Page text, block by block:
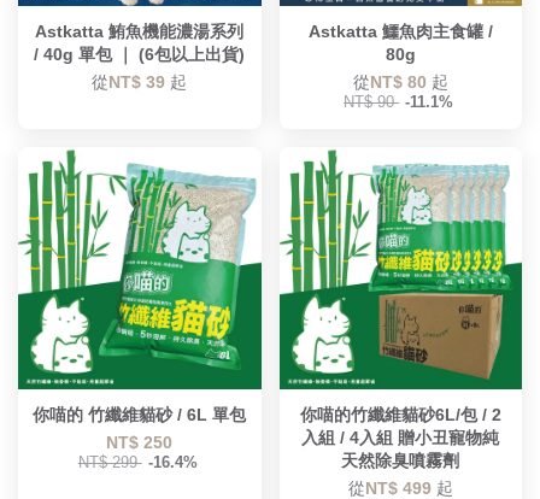
Astkatta 鮪魚機能濃湯系列
/ 40g 單包 ｜ (6包以上出貨)
從NT$ 39 起
Astkatta 鱷魚肉主食罐 /
80g
從NT$ 80 起
NT$ 90 -11.1%
你喵的 竹纖維貓砂 / 6L 單包
NT$ 250
NT$ 299 -16.4%
你喵的竹纖維貓砂6L/包 / 2
入組 / 4入組 贈小丑寵物純
天然除臭噴霧劑
從NT$ 499 起